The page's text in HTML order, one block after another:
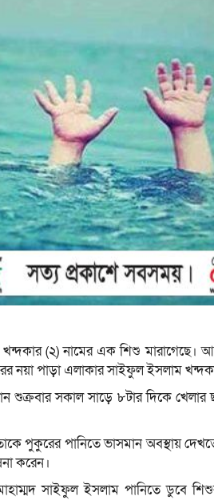
খন্দকার (২) নামের এক শিশু
নয়া পাড়া এলাকার সাইফুল ইসলাম
শুক্রবার সকাল সাড়ে ৮টার দিকে
পুকুরের পানিতে ভাসমান অবস্থায় দেখতে
করেন।
সাইফুল ইসলাম পানিতে ডুবে